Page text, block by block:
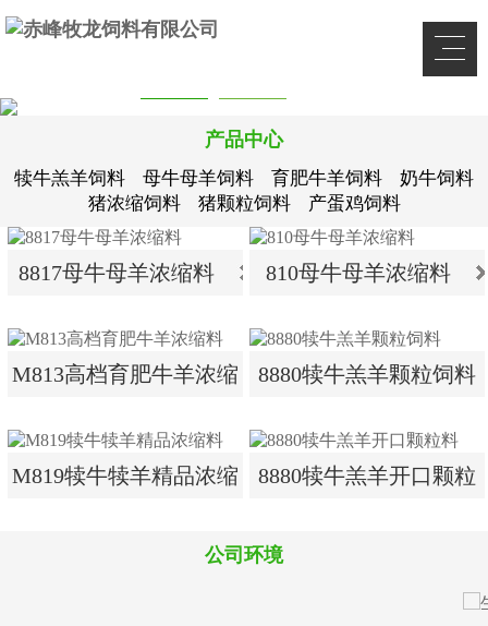
产品中心
犊牛羔羊饲料 母牛母羊饲料 育肥牛羊饲料
奶牛饲料
猪浓缩饲料
猪颗粒饲料 产蛋鸡饲料
8817母牛母羊浓缩料
8817母牛母羊浓缩料
810母牛母羊浓缩料
810母牛母羊浓缩料
M813高档育肥牛羊浓缩
M813高档育肥牛羊浓缩
8880犊牛羔羊颗粒饲料
8880犊牛羔羊颗粒饲料
M819犊牛犊羊精品浓缩
M819犊牛犊羊精品浓缩
8880犊牛羔羊开口颗粒
8880犊牛羔羊开口颗粒
公司环境